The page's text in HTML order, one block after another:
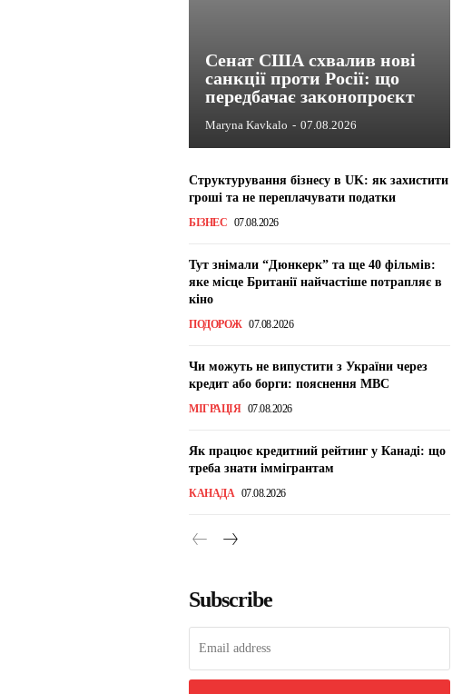
Сенат США схвалив нові
санкції проти Росії: що
передбачає законопроєкт
Maryna Kavkalo - 07.08.2026
Структурування бізнесу в UK: як захистити
гроші та не переплачувати податки
БІЗНЕС 07.08.2026
Тут знімали “Дюнкерк” та ще 40 фільмів:
яке місце Британії найчастіше потрапляє в
кіно
ПОДОРОЖ 07.08.2026
Чи можуть не випустити з України через
кредит або борги: пояснення МВС
МІГРАЦІЯ 07.08.2026
Як працює кредитний рейтинг у Канаді: що
треба знати іммігрантам
КАНАДА 07.08.2026
Subscribe